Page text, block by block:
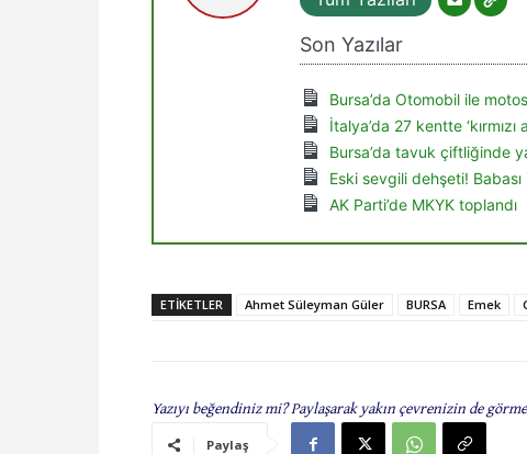
Son Yazılar
Bursa’da Otomobil ile
İtalya’da 27 kentte ‘kırmızı
Bursa’da tavuk çiftliğinde
Eski sevgili dehşeti! Babası
AK Parti’de MKYK toplandı
ETIKETLER Ahmet Süleyman Güler BURSA Emek
Yazıyı beğendiniz mi? Paylaşarak yakın çevrenizin de
Paylaş